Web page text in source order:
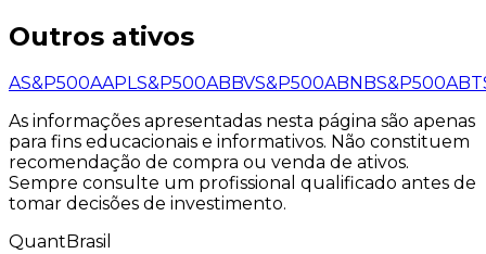
Outros ativos
AS&P500AAPLS&P500ABBVS&P500ABNBS&P500ABT
As informações apresentadas nesta página são apenas
para fins educacionais e informativos. Não constituem
recomendação de compra ou venda de ativos.
Sempre consulte um profissional qualificado antes de
tomar decisões de investimento.
QuantBrasil